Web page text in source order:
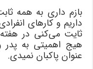
بازم داری به همه
داریم و کارهای
ثایت می‌کنی در
هیج اهمیتی به
عنوان پاکبان نمیدی.